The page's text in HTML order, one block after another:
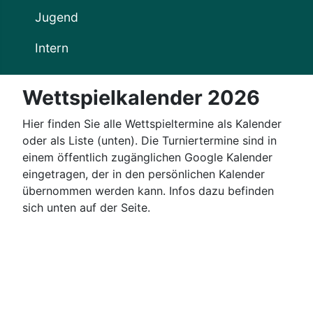
Jugend
Intern
Wettspielkalender 2026
Hier finden Sie alle Wettspieltermine als Kalender
oder als Liste (unten). Die Turniertermine sind in
einem öffentlich zugänglichen Google Kalender
eingetragen, der in den persönlichen Kalender
übernommen werden kann. Infos dazu befinden
sich unten auf der Seite.